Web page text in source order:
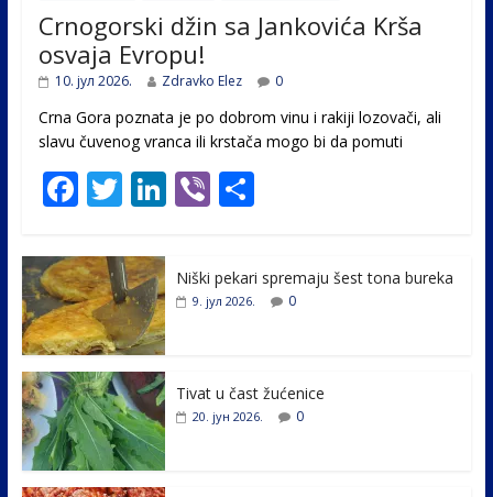
Crnogorski džin sa Jankovića Krša
osvaja Evropu!
10. јул 2026. Zdravko Elez 0
Crna Gora poznata je po dobrom vinu i rakiji lozovači, ali
slavu čuvenog vranca ili krstača mogo bi da pomuti
F
e
b
o
o
k
T
itt
er
Li
e
Vi
er
S
e
Niški pekari spremaju šest tona bureka
9. јул 2026. 0
Tivat u čast žućenice
20. јун 2026. 0